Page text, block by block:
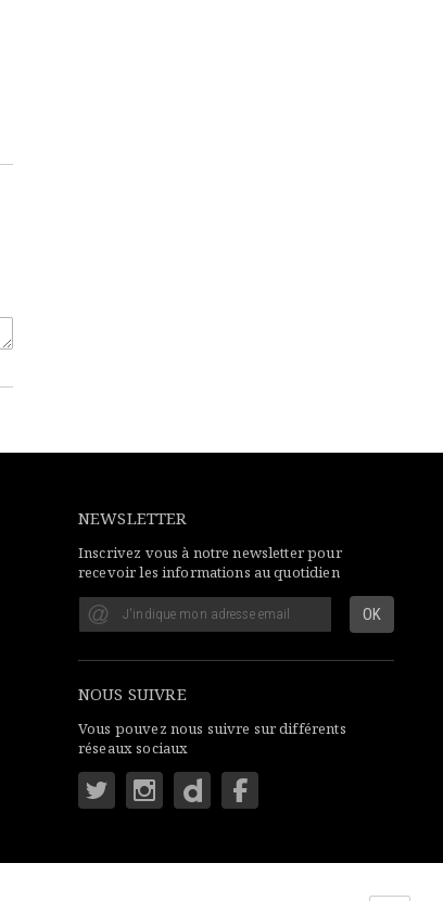
NEWSLETTER
Inscrivez vous à notre newsletter pour
recevoir les informations au quotidien
NOUS SUIVRE
Vous pouvez nous suivre sur différents
réseaux sociaux